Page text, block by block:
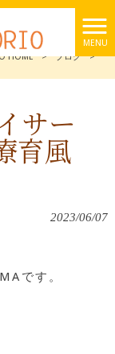
MENU
HOME
> ブログ
>
サー
育風
2023/06/07
です。